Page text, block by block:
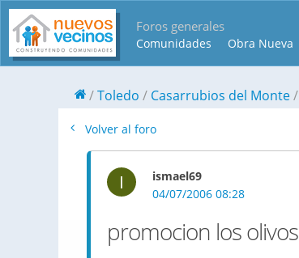
Foros generales
Comunidades Obra Nueva
Toledo Casarrubios del Monte
Volver al foro
I
ismael69
04/07/2006 08:28
promocion los olivos